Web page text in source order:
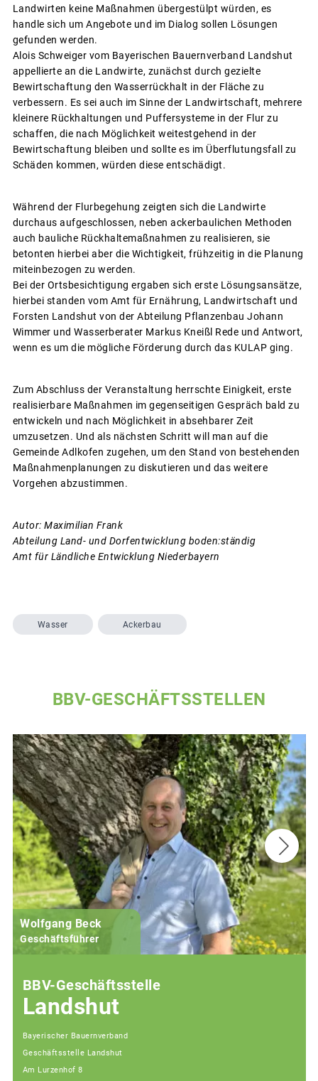
Landwirten keine Maßnahmen übergestülpt würden, es
handle sich um Angebote und im Dialog sollen Lösungen
gefunden werden.
Alois Schweiger vom Bayerischen Bauernverband Landshut
appellierte an die Landwirte, zunächst durch gezielte
Bewirtschaftung den Wasserrückhalt in der Fläche zu
verbessern. Es sei auch im Sinne der Landwirtschaft, mehrere
kleinere Rückhaltungen und Puffersysteme in der Flur zu
schaffen, die nach Möglichkeit weitestgehend in der
Bewirtschaftung bleiben und sollte es im Überflutungsfall zu
Schäden kommen, würden diese entschädigt.
Während der Flurbegehung zeigten sich die Landwirte
durchaus aufgeschlossen, neben ackerbaulichen Methoden
auch bauliche Rückhaltemaßnahmen zu realisieren, sie
betonten hierbei aber die Wichtigkeit, frühzeitig in die Planung
miteinbezogen zu werden.
Bei der Ortsbesichtigung ergaben sich erste Lösungsansätze,
hierbei standen vom Amt für Ernährung, Landwirtschaft und
Forsten Landshut von der Abteilung Pflanzenbau Johann
Wimmer und Wasserberater Markus Kneißl Rede und Antwort,
wenn es um die mögliche Förderung durch das KULAP ging.
Zum Abschluss der Veranstaltung herrschte Einigkeit, erste
realisierbare Maßnahmen im gegenseitigen Gespräch bald zu
entwickeln und nach Möglichkeit in absehbarer Zeit
umzusetzen. Und als nächsten Schritt will man auf die
Gemeinde Adlkofen zugehen, um den Stand von bestehenden
Maßnahmenplanungen zu diskutieren und das weitere
Vorgehen abzustimmen.
Autor: Maximilian Frank
Abteilung Land- und Dorfentwicklung boden:ständig
Amt für Ländliche Entwicklung Niederbayern
Wasser Ackerbau
BBV-GESCHÄFTSSTELLEN
Wolfgang Beck
Geschäftsführer
BBV-Geschäftsstelle
Landshut
Bayerischer Bauernverband
Geschäftsstelle Landshut
Am Lurzenhof 8